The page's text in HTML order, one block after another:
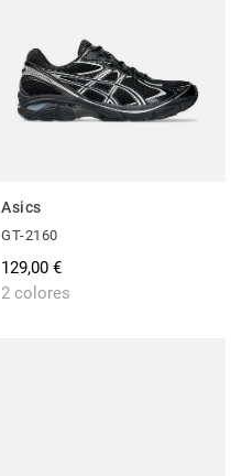
Asics
GT-2160
129,00 €
2 colores